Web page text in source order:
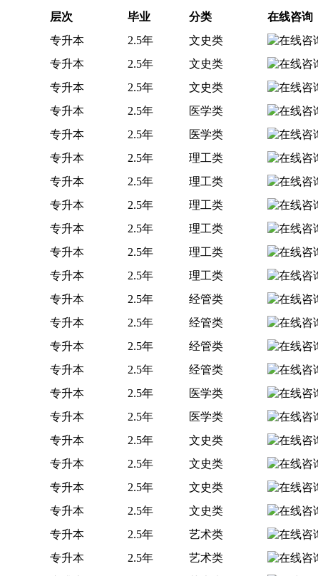
层次 毕业 分类
在线咨询
专升本 2.5年
文史类
专升本 2.5年
文史类
专升本 2.5年
文史类
专升本 2.5年
医学类
专升本 2.5年
医学类
专升本 2.5年
理工类
专升本 2.5年
理工类
专升本 2.5年
理工类
专升本 2.5年
理工类
专升本 2.5年
理工类
专升本 2.5年
理工类
专升本 2.5年
经管类
专升本 2.5年
经管类
专升本 2.5年
经管类
专升本 2.5年
经管类
专升本 2.5年
医学类
专升本 2.5年
医学类
专升本 2.5年
文史类
专升本 2.5年
文史类
专升本 2.5年
文史类
专升本 2.5年
文史类
专升本 2.5年
艺术类
专升本 2.5年
艺术类